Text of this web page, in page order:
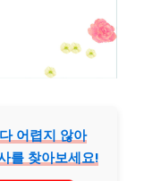
어렵지 않아
를 찾아보세요!